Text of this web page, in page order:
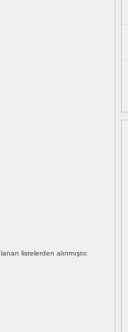
listelerden alınmıştır.